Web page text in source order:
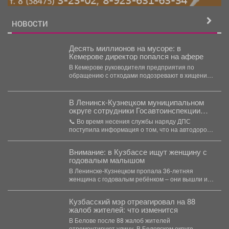
НОВОСТИ
Десять миллионов на мусоре: в
Кемерове директор попался на афере
В Кемерове руководителя предприятия по
обращению с отходами подозревают в хищении
В Ленинск-Кузнецком муниципальном
округе сотрудники Госавтоинспекции
отстранили от управления водителя,
отказавшегося от прохождения
освидетельствования на состояние
опьянения
📞 Во время несения службы наряду ДПС
поступила информация о том, что на автодороге
Внимание: в Кузбассе ищут женщину с
годовалым малышом
В Ленинске-Кузнецком пропала 36-летняя
женщина с годовалым ребёнком – они вышли из
Кузбасский мэр отреагировал на 88
жалоб жителей: что изменится
В Белове после 88 жалоб жителей